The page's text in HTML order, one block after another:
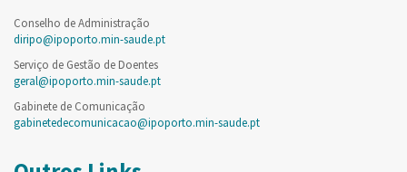
Conselho de Administração
diripo@ipoporto.min-saude.pt
Serviço de Gestão de Doentes
geral@ipoporto.min-saude.pt
Gabinete de Comunicação
gabinetedecomunicacao@ipoporto.min-saude.pt